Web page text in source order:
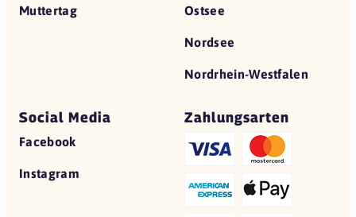
Muttertag Ostsee
Nordsee
Nordrhein-Westfalen
Social Media
Facebook
Instagram
Zahlungsarten